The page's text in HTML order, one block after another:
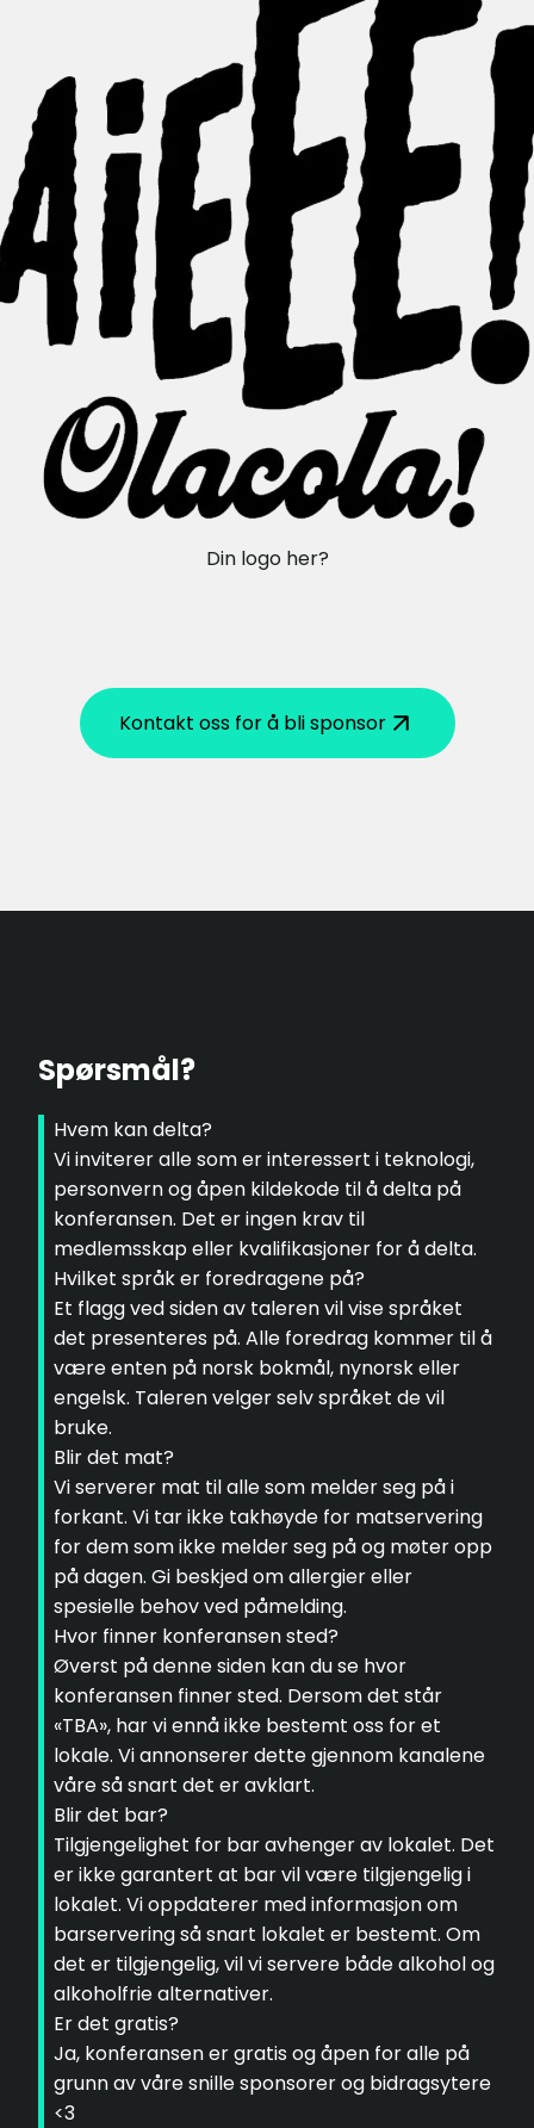
Din logo her?
Kontakt oss for å bli sponsor
Spørsmål?
Hvem kan delta?
Vi inviterer alle som er interessert i teknologi,
personvern og åpen kildekode til å delta på
konferansen. Det er ingen krav til
medlemsskap eller kvalifikasjoner for å delta.
Hvilket språk er foredragene på?
Et flagg ved siden av taleren vil vise språket
det presenteres på. Alle foredrag kommer til å
være enten på norsk bokmål, nynorsk eller
engelsk. Taleren velger selv språket de vil
bruke.
Blir det mat?
Vi serverer mat til alle som melder seg på i
forkant. Vi tar ikke takhøyde for matservering
for dem som ikke melder seg på og møter opp
på dagen. Gi beskjed om allergier eller
spesielle behov ved påmelding.
Hvor finner konferansen sted?
Øverst på denne siden kan du se hvor
konferansen finner sted. Dersom det står
«TBA», har vi ennå ikke bestemt oss for et
lokale. Vi annonserer dette gjennom kanalene
våre så snart det er avklart.
Blir det bar?
Tilgjengelighet for bar avhenger av lokalet. Det
er ikke garantert at bar vil være tilgjengelig i
lokalet. Vi oppdaterer med informasjon om
barservering så snart lokalet er bestemt. Om
det er tilgjengelig, vil vi servere både alkohol og
alkoholfrie alternativer.
Er det gratis?
Ja, konferansen er gratis og åpen for alle på
grunn av våre snille sponsorer og bidragsytere
<3